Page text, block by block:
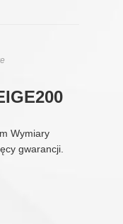
Wymiary
gwarancji.